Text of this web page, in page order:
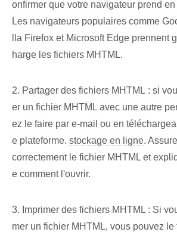
onfirmer que votre navigateur prend
Les navigateurs populaires comme
lla Firefox et Microsoft Edge prennent
harge les fichiers MHTML.
2. Partager des fichiers MHTML : si
er un fichier MHTML avec une autre
ez le faire par e-mail ou en
e plateforme. stockage en ligne.
correctement le fichier MHTML et
e comment l'ouvrir.
3. Imprimer des fichiers MHTML : Si
mer un fichier MHTML, vous pouvez le